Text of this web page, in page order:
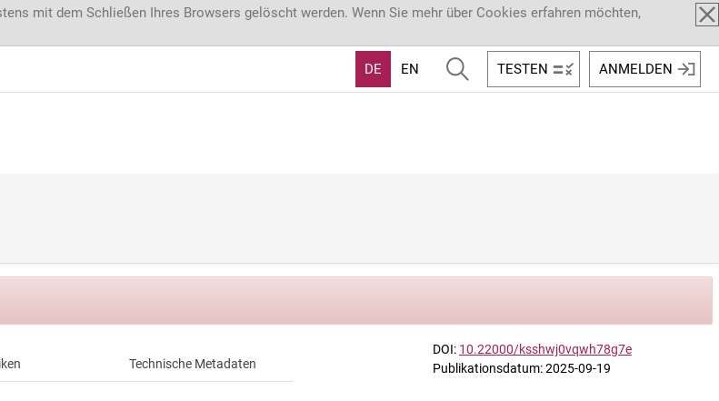
mit dem Schließen Ihres Browsers gelöscht werden. Wenn Sie mehr über Cookies erfahren möchten,
DE EN TESTEN ANMELDEN
Technische Metadaten
DOI: 10.22000/ksshwj0vqwh78g7e
Publikationsdatum: 2025-09-19